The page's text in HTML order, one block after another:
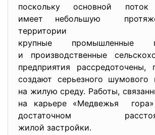
поскольку основной поток
имеет небольшую
территории
крупные промышленные
и производственные
предприятия
создают серьезного шумового
на жилую среду. Работы,
на карьере «Медвежья
достаточном
жилой застройки.